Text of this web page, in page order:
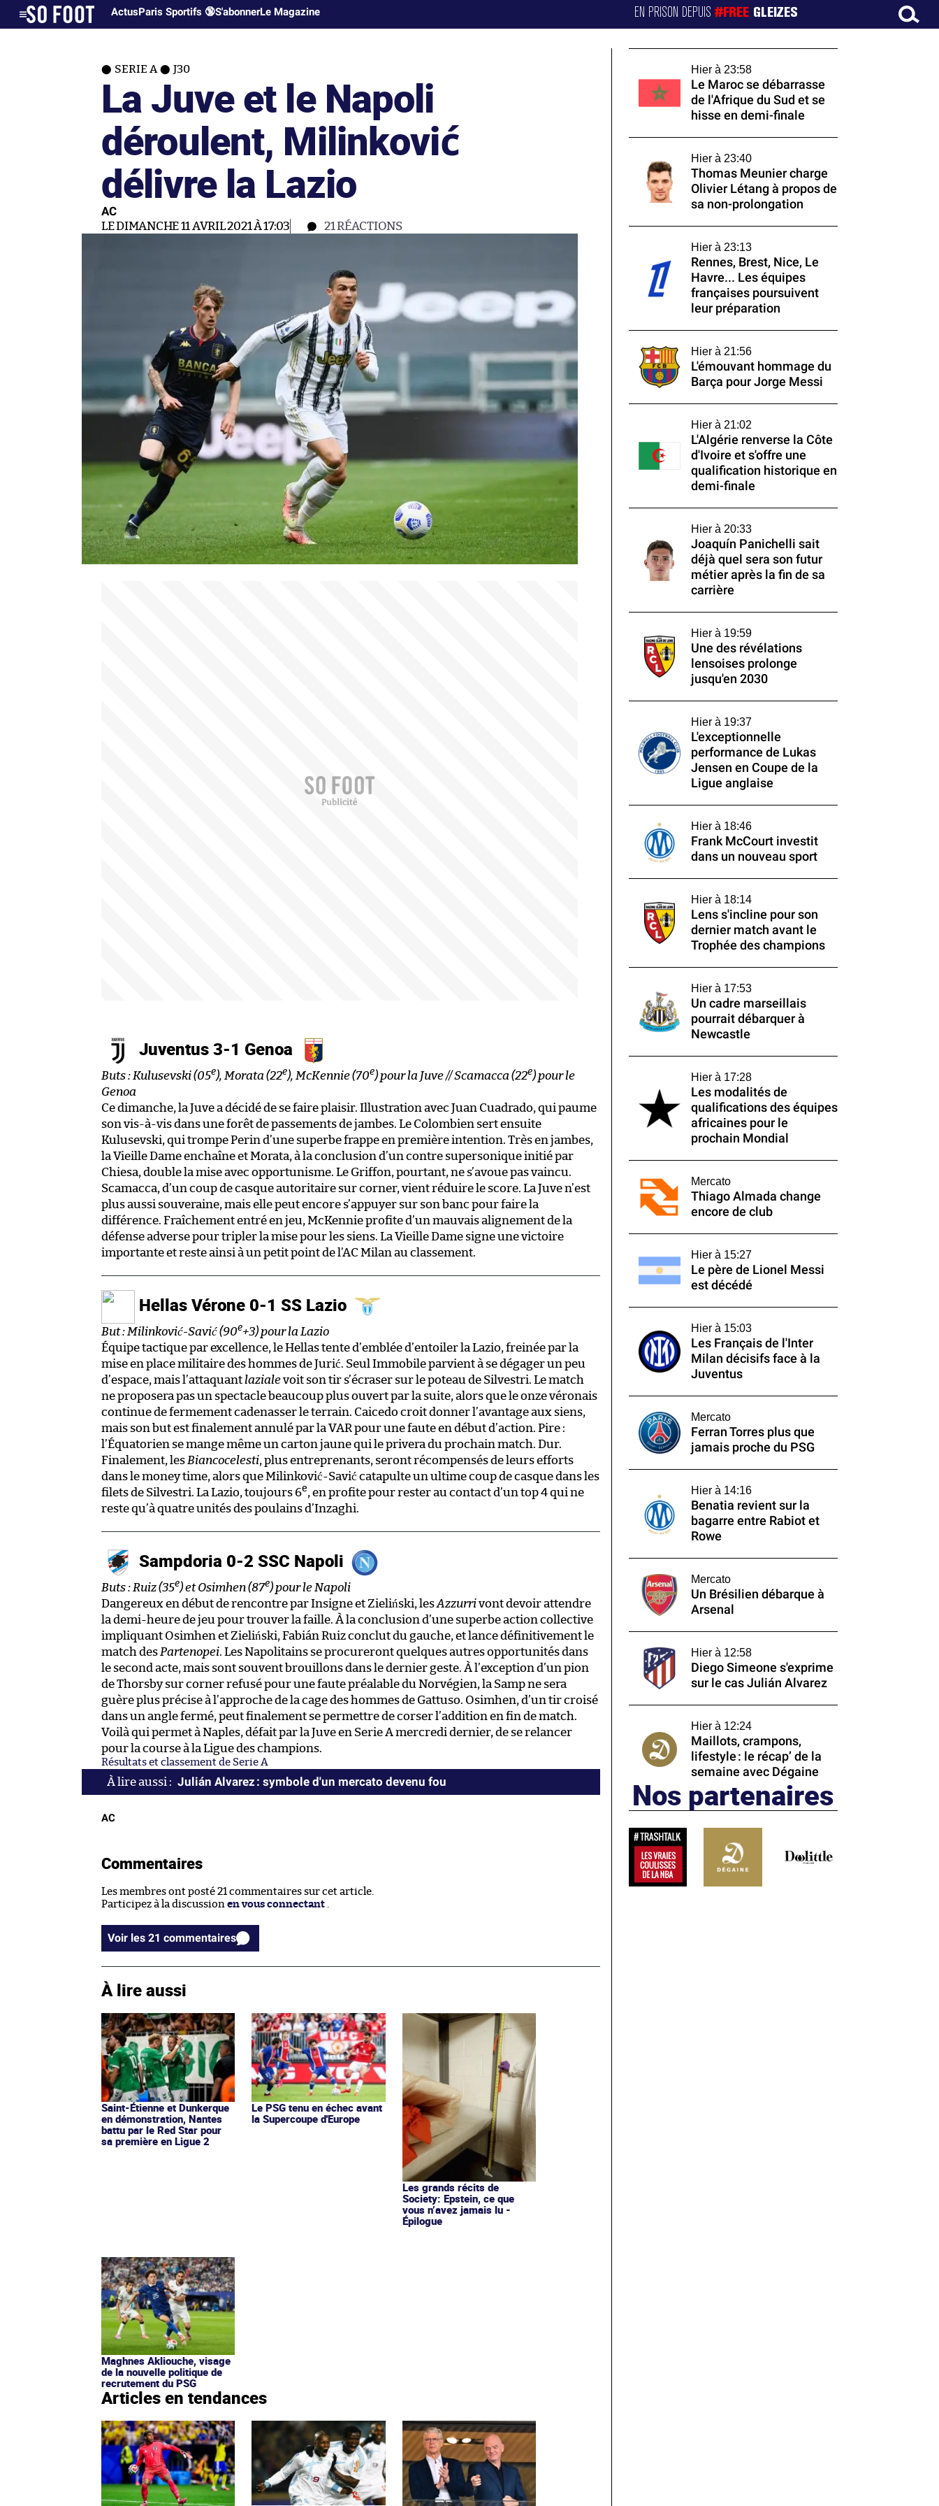
ActusParis Sportifs 🔞S'abonnerLe Magazine EN PRISON DEPUIS#FREE GLEIZES
SERIE A J30
La Juve et le Napoli
déroulent, Milinković
délivre la Lazio
AC
LE DIMANCHE 11 AVRIL 2021 À 17:03 21RÉACTIONS
Juventus 3-1 Genoa
Buts : Kulusevski (05e), Morata (22e), McKennie (70e) pour la Juve // Scamacca (22e) pour le
Genoa
Ce dimanche, la Juve a décidé de se faire plaisir. Illustration avec Juan Cuadrado, qui paume
son vis-à-vis dans une forêt de passements de jambes. Le Colombien sert ensuite
Kulusevski, qui trompe Perin d’une superbe frappe en première intention. Très en jambes,
la Vieille Dame enchaîne et Morata, à la conclusion d’un contre supersonique initié par
Chiesa, double la mise avec opportunisme. Le Griffon, pourtant, ne s’avoue pas vaincu.
Scamacca, d’un coup de casque autoritaire sur corner, vient réduire le score. La Juve n’est
plus aussi souveraine, mais elle peut encore s’appuyer sur son banc pour faire la
différence. Fraîchement entré en jeu, McKennie profite d’un mauvais alignement de la
défense adverse pour tripler la mise pour les siens. La Vieille Dame signe une victoire
importante et reste ainsi à un petit point de l’AC Milan au classement.
Hellas Vérone 0-1 SS Lazio
But : Milinković-Savić (90e+3) pour la Lazio
Équipe tactique par excellence, le Hellas tente d’emblée d’entoiler la Lazio, freinée par la
mise en place militaire des hommes de Jurić. Seul Immobile parvient à se dégager un peu
d’espace, mais l’attaquant lazialevoit son tir s’écraser sur le poteau de Silvestri. Le match
ne proposera pas un spectacle beaucoup plus ouvert par la suite, alors que le onze véronais
continue de fermement cadenasser le terrain. Caicedo croit donner l’avantage aux siens,
mais son but est finalement annulé par la VAR pour une faute en début d’action. Pire :
l’Équatorien se mange même un carton jaune qui le privera du prochain match. Dur.
Finalement, les Biancocelesti, plus entreprenants, seront récompensés de leurs efforts
dans le money time, alors que Milinković-Savić catapulte un ultime coup de casque dans les
filets de Silvestri. La Lazio, toujours 6e, en profite pour rester au contact d’un top 4 qui ne
reste qu’à quatre unités des poulains d’Inzaghi.
Sampdoria 0-2 SSC Napoli
Buts : Ruiz (35e) et Osimhen (87e) pour le Napoli
Dangereux en début de rencontre par Insigne et Zieliński, lesAzzurrivont devoir attendre
la demi-heure de jeu pour trouver la faille. À la conclusion d’une superbe action collective
impliquant Osimhen et Zieliński, Fabián Ruiz conclut du gauche, et lance définitivement le
match des Partenopei. Les Napolitains se procureront quelques autres opportunités dans
le second acte, mais sont souvent brouillons dans le dernier geste. À l’exception d’un pion
de Thorsby sur corner refusé pour une faute préalable du Norvégien, la Samp ne sera
guère plus précise à l’approche de la cage des hommes de Gattuso. Osimhen, d’un tir croisé
dans un angle fermé, peut finalement se permettre de corser l’addition en fin de match.
Voilà qui permet à Naples, défait par la Juve en Serie A mercredi dernier, de se relancer
pour la course à la Ligue des champions.
Résultats et classement de Serie A
Julián Alvarez : symbole d'un mercato devenu fou
AC
Commentaires
Les membres ont posté 21 commentaires sur cet article.
Participez à la discussion en vous connectant
Voir les 21 commentaires
À lire aussi
Saint-Étienne et Dunkerque
en démonstration, Nantes
battu par le Red Star pour
sa première en Ligue 2
Le PSG tenu en échec avant
la Supercoupe d'Europe
Les grands récits de
Society: Epstein, ce que
vous n’avez jamais lu -
Épilogue
Maghnes Akliouche, visage
de la nouvelle politique de
recrutement du PSG
Articles en tendances
Hier à 23:58
Le Maroc se débarrasse
de l'Afrique du Sud et se
hisse en demi-finale
Hier à 23:40
Thomas Meunier charge
Olivier Létang à propos de
sa non-prolongation
Hier à 23:13
Rennes, Brest, Nice, Le
Havre... Les équipes
françaises poursuivent
leur préparation
Hier à 21:56
L'émouvant hommage du
Barça pour Jorge Messi
Hier à 21:02
L'Algérie renverse la Côte
d'Ivoire et s'offre une
qualification historique en
demi-finale
Hier à 20:33
Joaquín Panichelli sait
déjà quel sera son futur
métier après la fin de sa
carrière
Hier à 19:59
Une des révélations
lensoises prolonge
jusqu'en 2030
Hier à 19:37
L'exceptionnelle
performance de Lukas
Jensen en Coupe de la
Ligue anglaise
Hier à 18:46
Frank McCourt investit
dans un nouveau sport
Hier à 18:14
Lens s'incline pour son
dernier match avant le
Trophée des champions
Hier à 17:53
Un cadre marseillais
pourrait débarquer à
Newcastle
Hier à 17:28
Les modalités de
qualifications des équipes
africaines pour le
prochain Mondial
Mercato
Thiago Almada change
encore de club
Hier à 15:27
Le père de Lionel Messi
est décédé
Hier à 15:03
Les Français de l'Inter
Milan décisifs face à la
Juventus
Mercato
Ferran Torres plus que
jamais proche du PSG
Hier à 14:16
Benatia revient sur la
bagarre entre Rabiot et
Rowe
Mercato
Un Brésilien débarque à
Arsenal
Hier à 12:58
Diego Simeone s'exprime
sur le cas Julián Alvarez
Hier à 12:24
Maillots, crampons,
lifestyle : le récap’ de la
semaine avec Dégaine
Nos partenaires